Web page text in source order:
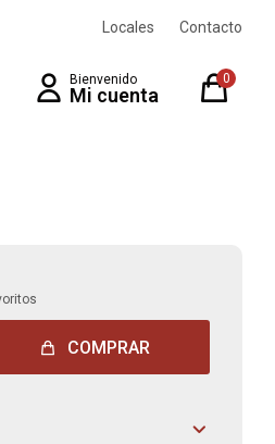
0
Locales Contacto
COMPRAR